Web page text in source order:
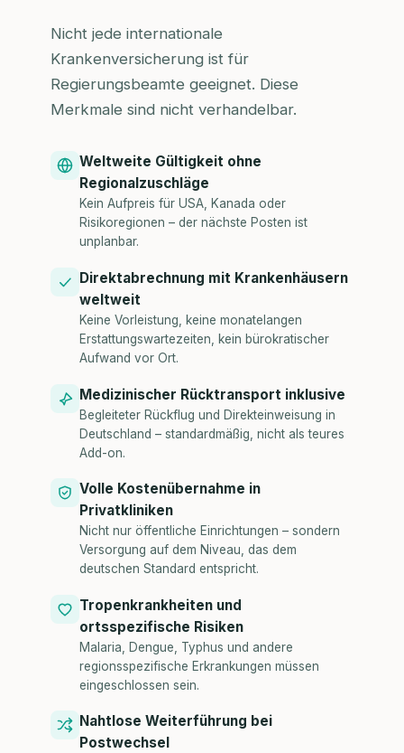
Nicht jede internationale
Krankenversicherung ist für
Regierungsbeamte geeignet. Diese
Merkmale sind nicht verhandelbar.
Weltweite Gültigkeit ohne
Regionalzuschläge
Kein Aufpreis für USA, Kanada oder
Risikoregionen – der nächste Posten ist
unplanbar.
Direktabrechnung mit Krankenhäusern
weltweit
Keine Vorleistung, keine monatelangen
Erstattungswartezeiten, kein bürokratischer
Aufwand vor Ort.
Medizinischer Rücktransport inklusive
Begleiteter Rückflug und Direkteinweisung in
Deutschland – standardmäßig, nicht als teures
Add-on.
Volle Kostenübernahme in
Privatkliniken
Nicht nur öffentliche Einrichtungen – sondern
Versorgung auf dem Niveau, das dem
deutschen Standard entspricht.
Tropenkrankheiten und
ortsspezifische Risiken
Malaria, Dengue, Typhus und andere
regionsspezifische Erkrankungen müssen
eingeschlossen sein.
Nahtlose Weiterführung bei
Postwechsel